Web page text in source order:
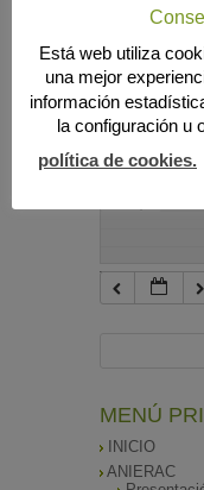
9:00 pm
10:00 pm
MENÚ
INICIO
ANIERAC
Está web utiliza
una mejor
información
la configuración u
política de cookies.